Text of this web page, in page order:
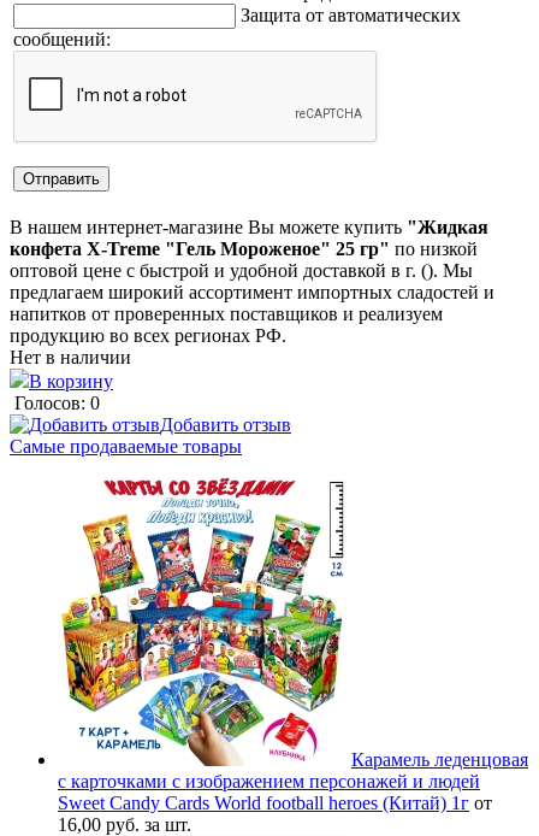
Защита от автоматических
сообщений:
В нашем интернет-магазине Вы можете купить "Жидкая
конфета X-Treme "Гель Мороженое" 25 гр" по низкой
оптовой цене с быстрой и удобной доставкой в г. (). Мы
предлагаем широкий ассортимент импортных сладостей и
напитков от проверенных поставщиков и реализуем
продукцию во всех регионах РФ.
Нет в наличии
В корзину
Голосов: 0
Добавить отзыв
Самые продаваемые товары
Карамель леденцовая
с карточками с изображением персонажей и людей
Sweet Candy Cards World football heroes (Китай) 1г от
16,00 руб. за шт.